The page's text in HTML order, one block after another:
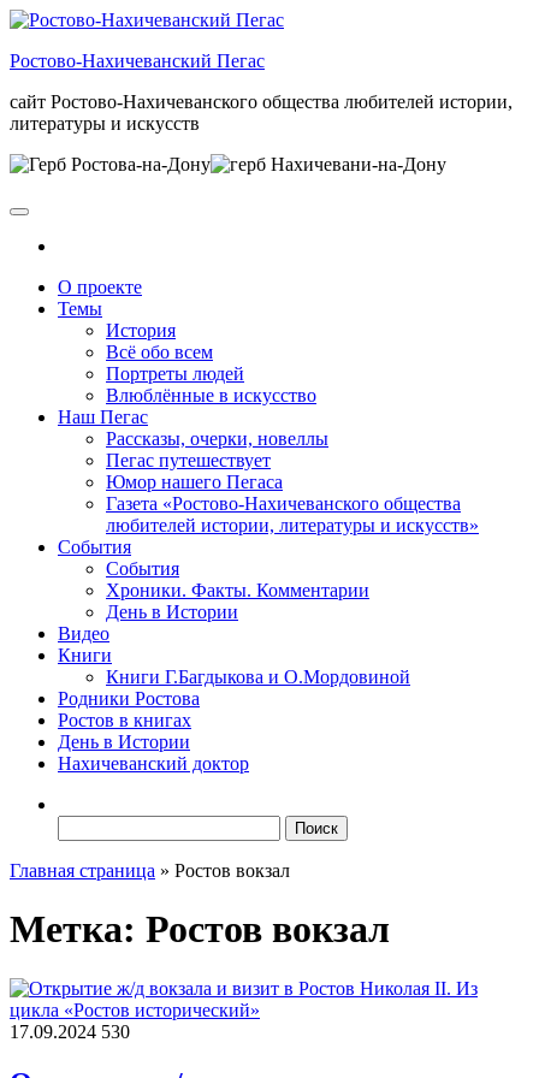
Skip
the
Ростово-Нахичеванский Пегас
сайт Ростово-Нахичеванского общества любителей истории,
литературы и искусств
О проекте
Темы
История
Всё обо всем
Портреты людей
Влюблённые в искусство
Наш Пегас
Рассказы, очерки, новеллы
Пегас путешествует
Юмор нашего Пегаса
Газета «Ростово-Нахичеванского общества
любителей истории, литературы и искусств»
События
События
Хроники. Факты. Комментарии
День в Истории
Видео
Книги
Книги Г.Багдыкова и О.Мордовиной
Родники Ростова
Ростов в книгах
День в Истории
Нахичеванский доктор
Главная страница » Ростов вокзал
Метка: Ростов вокзал
17.09.2024 530